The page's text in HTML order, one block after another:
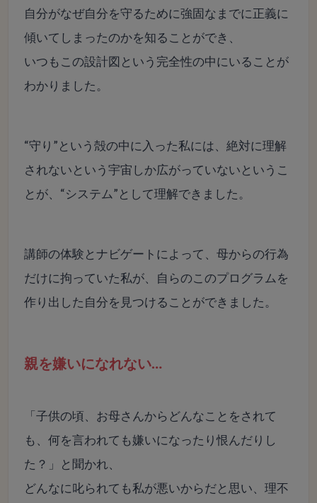
自分がなぜ自分を守るために強固なまでに正義に
傾いてしまったのかを知ることができ、
いつもこの設計図という完全性の中にいることが
わかりました。
“守り”という殻の中に入った私には、絶対に理解
されないという宇宙しか広がっていないというこ
とが、 “システム”として理解できました。
講師の体験とナビゲートによって、 母からの行為
だけに拘っていた私が、
自らのこのプログラムを
作り出した自分を見つけることができました。
親を嫌いになれない…
「子供の頃、お母さんからどんなことをされて
も、何を言われても嫌いになったり恨んだりし
た？」と聞かれ、
どんなに叱られても私が悪いからだと思い、理不